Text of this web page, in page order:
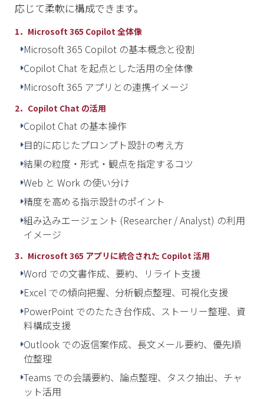
応じて柔軟に構成できます。
1．Microsoft 365 Copilot 全体像
Microsoft 365 Copilot の基本概念と役割
Copilot Chat を起点とした活用の全体像
Microsoft 365 アプリとの連携イメージ
2．Copilot Chat の活用
Copilot Chat の基本操作
目的に応じたプロンプト設計の考え方
結果の粒度・形式・観点を指定するコツ
Web と Work の使い分け
精度を高める指示設計のポイント
組み込みエージェント (Researcher / Analyst) の利用
イメージ
3．Microsoft 365 アプリに統合された Copilot 活用
Word での文書作成、要約、リライト支援
Excel での傾向把握、分析観点整理、可視化支援
PowerPoint でのたたき台作成、ストーリー整理、資
料構成支援
Outlook での返信案作成、長文メール要約、優先順
位整理
Teams での会議要約、論点整理、タスク抽出、チャ
ット活用